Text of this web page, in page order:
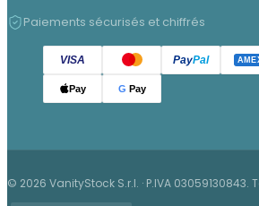
Paiements sécurisés et chiffrés
VISA PayPal
Pay G Pay
© 2026 VanityStock S.r.l. · P.IVA 03059130843.